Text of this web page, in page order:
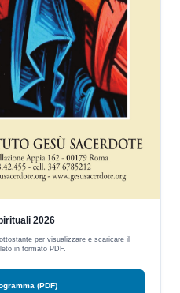
2026
per visualizzare e scaricare il
in formato PDF.
(PDF)